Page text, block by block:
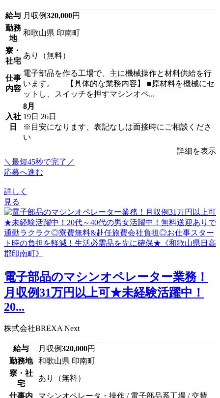
給与 月収例320,000円
勤務
地
和歌山県 印南町
寮・
社宅
あり（無料）
仕事
内容
電子部品を作る工場で、主に機械操作と材料供給を行
います。 【具体的な業務内容】 ■原材料を機械にセ
ットし、スイッチを押すマシンオペ...
入社
日
8月
19日 26日
※目安になります、表記なしは面接時にご相談くださ
い
詳細を表示
＼最短45秒で完了／
応募へ進む
詳しく
見る
電子部品のマシンオペレーター業務！
月収例31万円以上可★未経験活躍中！
20...
株式会社BREXA Next
給与 月収例320,000円
勤務地
和歌山県 印南町
寮・社
宅
あり（無料）
仕事内 マシンオペレータ・操作 / 電子部品系工場 / 交替